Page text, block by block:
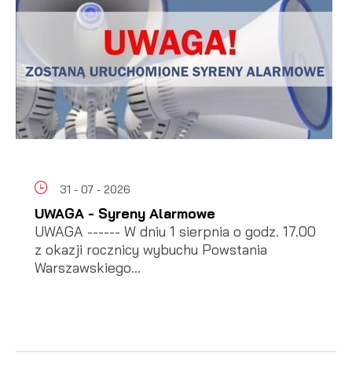
31 - 07 - 2026
UWAGA - Syreny Alarmowe
UWAGA ------ W dniu 1 sierpnia o godz. 17.00
z okazji rocznicy wybuchu Powstania
Warszawskiego...